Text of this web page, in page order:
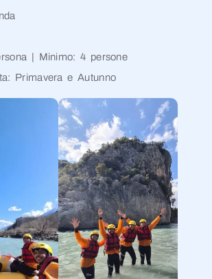
| Minimo: 4 persone
Primavera e Autunno